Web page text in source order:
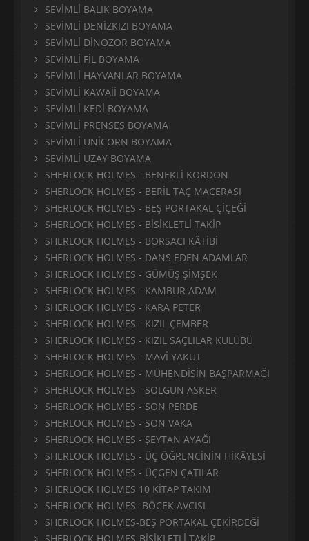
SEVİMLİ BALIK BOYAMA
SEVİMLİ DENİZKIZI BOYAMA
SEVİMLİ DİNOZOR BOYAMA
SEVİMLİ FİL BOYAMA
SEVİMLİ HAYVANLAR BOYAMA
SEVİMLİ KAWAİİ BOYAMA
SEVİMLİ KEDİ BOYAMA
SEVİMLİ PRENSES BOYAMA
SEVİMLİ UNİCORN BOYAMA
SEVİMLİ UZAY BOYAMA
SHERLOCK HOLMES - BENEKLİ KORDON
SHERLOCK HOLMES - BERİL TAÇ MACERASI
SHERLOCK HOLMES - BEŞ PORTAKAL ÇİÇEĞİ
SHERLOCK HOLMES - BİSİKLETLİ TAKİP
SHERLOCK HOLMES - BORSACI KÂTİBİ
SHERLOCK HOLMES - DANS EDEN ADAMLAR
SHERLOCK HOLMES - GÜMÜŞ ŞİMŞEK
SHERLOCK HOLMES - KAMBUR ADAM
SHERLOCK HOLMES - KARA PETER
SHERLOCK HOLMES - KIZIL ÇEMBER
SHERLOCK HOLMES - KIZIL SAÇLILAR KULÜBÜ
SHERLOCK HOLMES - MAVİ YAKUT
SHERLOCK HOLMES - MÜHENDİSİN BAŞPARMAĞI
SHERLOCK HOLMES - SOLGUN ASKER
SHERLOCK HOLMES - SON PERDE
SHERLOCK HOLMES - SON VAKA
SHERLOCK HOLMES - ŞEYTAN AYAĞI
SHERLOCK HOLMES - ÜÇ ÖĞRENCİNİN HİKÂYESİ
SHERLOCK HOLMES - ÜÇGEN ÇATILAR
SHERLOCK HOLMES 10 KİTAP TAKIM
SHERLOCK HOLMES- BÖCEK AVCISI
SHERLOCK HOLMES-BEŞ PORTAKAL ÇEKİRDEĞİ